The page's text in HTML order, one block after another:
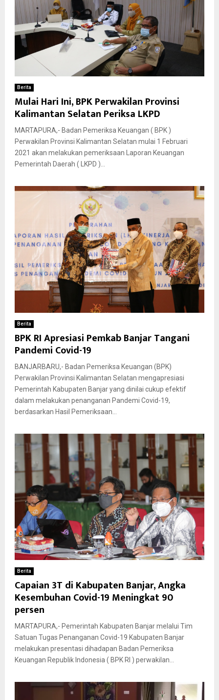
Berita
Mulai Hari Ini, BPK Perwakilan Provinsi
Kalimantan Selatan Periksa LKPD
MARTAPURA,- Badan Pemeriksa Keuangan ( BPK )
Perwakilan Provinsi Kalimantan Selatan mulai 1 Februari
2021 akan melakukan pemeriksaan Laporan Keuangan
Pemerintah Daerah ( LKPD )...
Berita
BPK RI Apresiasi Pemkab Banjar Tangani
Pandemi Covid-19
BANJARBARU,- Badan Pemeriksa Keuangan (BPK)
Perwakilan Provinsi Kalimantan Selatan mengapresiasi
Pemerintah Kabupaten Banjar yang dinilai cukup efektif
dalam melakukan penanganan Pandemi Covid-19,
berdasarkan Hasil Pemeriksaan...
Berita
Capaian 3T di Kabupaten Banjar, Angka
Kesembuhan Covid-19 Meningkat 90
persen
MARTAPURA,- Pemerintah Kabupaten Banjar melalui Tim
Satuan Tugas Penanganan Covid-19 Kabupaten Banjar
melakukan presentasi dihadapan Badan Pemeriksa
Keuangan Republik Indonesia ( BPK RI ) perwakilan...